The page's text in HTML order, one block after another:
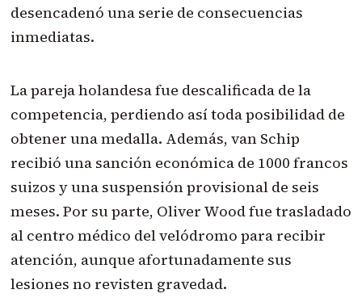
desencadenó una serie de consecuencias
inmediatas.
La pareja holandesa fue descalificada de la
competencia, perdiendo así toda posibilidad de
obtener una medalla. Además, van Schip
recibió una sanción económica de 1000 francos
suizos y una suspensión provisional de seis
meses. Por su parte, Oliver Wood fue trasladado
al centro médico del velódromo para recibir
atención, aunque afortunadamente sus
lesiones no revisten gravedad.